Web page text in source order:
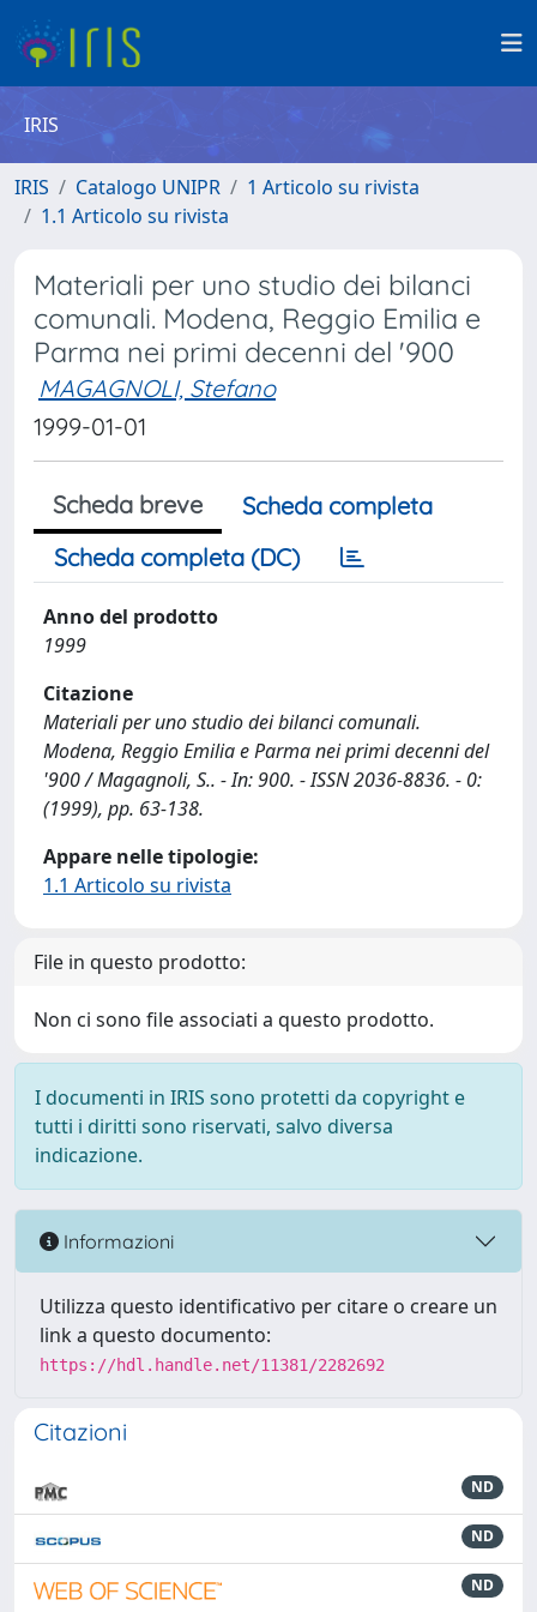
IRIS
IRIS Catalogo UNIPR
1 Articolo su rivista
1.1 Articolo su rivista
Materiali per uno studio dei bilanci
comunali. Modena, Reggio Emilia e
Parma nei primi decenni del '900
MAGAGNOLI, Stefano
1999-01-01
Scheda breve
Scheda completa
Scheda completa (DC)
Anno del prodotto
1999
Citazione
Materiali per uno studio dei bilanci comunali.
Modena, Reggio Emilia e Parma nei primi decenni del
'900 / Magagnoli, S.. - In: 900. - ISSN 2036-8836. - 0:
(1999), pp. 63-138.
Appare nelle tipologie:
1.1 Articolo su rivista
File in questo prodotto:
Non ci sono file associati a questo prodotto.
I documenti in IRIS sono protetti da copyright e
tutti i diritti sono riservati, salvo diversa
indicazione.
Informazioni
Utilizza questo identificativo per citare o creare un
link a questo documento:
https://hdl.handle.net/11381/2282692
Citazioni
ND
ND
ND